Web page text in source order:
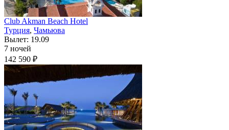
Club Akman Beach Hotel
Турция, Чамьюва
Вылет: 19.09
7 ночей
142 590 ₽